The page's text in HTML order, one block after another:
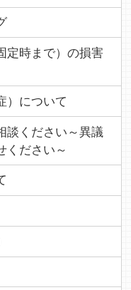
定時まで）の損害
）について
談ください～異議
ください～